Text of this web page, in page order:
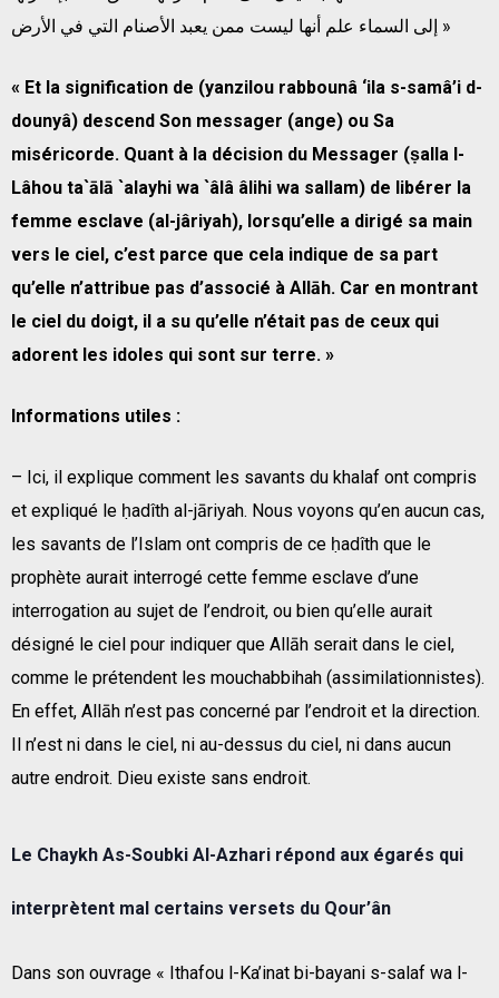
إلى السماء علم أنها ليست ممن يعبد الأصنام التي في الأرض »
« Et la signification de (yanzilou rabbounâ ‘ila s-samâ’i d-
dounyâ) descend Son messager (ange) ou Sa
miséricorde. Quant à la décision du Messager (ṣalla l-
Lâhou ta`ālā `alayhi wa `âlâ âlihi wa sallam) de libérer la
femme esclave (al-jâriyah), lorsqu’elle a dirigé sa main
vers le ciel, c’est parce que cela indique de sa part
qu’elle n’attribue pas d’associé à Allāh. Car en montrant
le ciel du doigt, il a su qu’elle n’était pas de ceux qui
adorent les idoles qui sont sur terre. »
Informations utiles :
– Ici, il explique comment les savants du khalaf ont compris
et expliqué le ḥadîth al-jāriyah. Nous voyons qu’en aucun cas,
les savants de l’Islam ont compris de ce ḥadîth que le
prophète aurait interrogé cette femme esclave d’une
interrogation au sujet de l’endroit, ou bien qu’elle aurait
désigné le ciel pour indiquer que Allāh serait dans le ciel,
comme le prétendent les mouchabbihah (assimilationnistes).
En effet, Allāh n’est pas concerné par l’endroit et la direction.
Il n’est ni dans le ciel, ni au-dessus du ciel, ni dans aucun
autre endroit. Dieu existe sans endroit.
Le Chaykh As-Soubki Al-Azhari répond aux égarés qui
interprètent mal certains versets du Qour’ân
Dans son ouvrage « Ithafou l-Ka’inat bi-bayani s-salaf wa l-